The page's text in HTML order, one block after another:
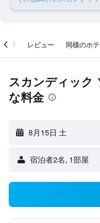
概要 レビュー 同様のホ
スカンディック
な料金
8月15日 土
宿泊者2名, 1​部屋